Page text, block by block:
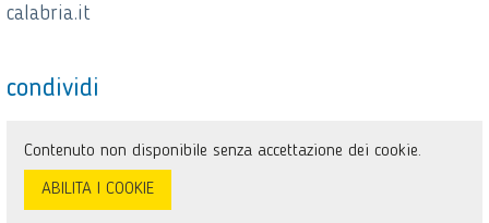
calabria.it
condividi
Contenuto non disponibile senza accettazione dei cookie.
ABILITA I COOKIE